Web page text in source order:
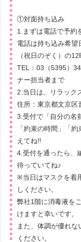
①対面持ち込み
1.まずは電話で予約
電話は持ち込み希望
（祝日のぞく）の
TEL：03（5395）
ナー担当者まで
2.当日は、リラック
住所：東京都文京
3.受付で「自分の名
「約束の時間」「
えてね!!
4.受付を通ったら、
待っていてね♪
※当日はマスクを着
しください。
弊社1階に消毒液を
けますと幸いです。
また、体調が優れな
ください。